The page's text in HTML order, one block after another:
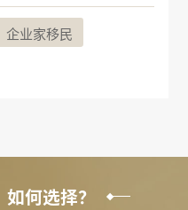
企业家移民
何选择？